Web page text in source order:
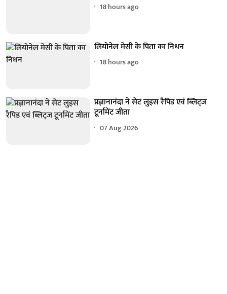
18 hours ago
लियोनेल मेसी के पिता का निधन
18 hours ago
प्रज्ञानानंदा ने सेंट लुइस रैपिड एवं ब्लिट्ज
टूर्नामेंट जीता
07 Aug 2026